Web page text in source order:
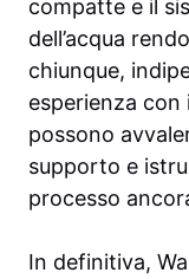
compatte e il
dell’acqua
chiunque,
esperienza con
possono
supporto e
processo
In definitiva,